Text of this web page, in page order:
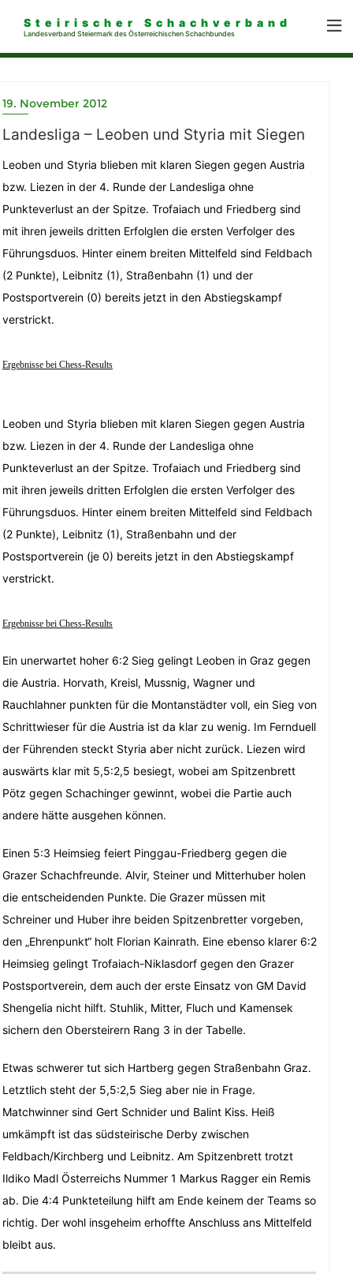
Steirischer Schachverband
Landesverband Steiermark des Österreichischen Schachbundes
19. November 2012
Landesliga – Leoben und Styria mit Siegen
Leoben und Styria blieben mit klaren Siegen gegen Austria
bzw. Liezen in der 4. Runde der Landesliga ohne
Punkteverlust an der Spitze. Trofaiach und Friedberg sind
mit ihren jeweils dritten Erfolglen die ersten Verfolger des
Führungsduos. Hinter einem breiten Mittelfeld sind Feldbach
(2 Punkte), Leibnitz (1), Straßenbahn (1) und der
Postsportverein (0) bereits jetzt in den Abstiegskampf
verstrickt.
Ergebnisse bei Chess-Results
Leoben und Styria blieben mit klaren Siegen gegen Austria
bzw. Liezen in der 4. Runde der Landesliga ohne
Punkteverlust an der Spitze. Trofaiach und Friedberg sind
mit ihren jeweils dritten Erfolglen die ersten Verfolger des
Führungsduos. Hinter einem breiten Mittelfeld sind Feldbach
(2 Punkte), Leibnitz (1), Straßenbahn und der
Postsportverein (je 0) bereits jetzt in den Abstiegskampf
verstrickt.
Ergebnisse bei Chess-Results
Ein unerwartet hoher 6:2 Sieg gelingt Leoben in Graz gegen
die Austria. Horvath, Kreisl, Mussnig, Wagner und
Rauchlahner punkten für die Montanstädter voll, ein Sieg von
Schrittwieser für die Austria ist da klar zu wenig. Im Fernduell
der Führenden steckt Styria aber nicht zurück. Liezen wird
auswärts klar mit 5,5:2,5 besiegt, wobei am Spitzenbrett
Pötz gegen Schachinger gewinnt, wobei die Partie auch
andere hätte ausgehen können.
Einen 5:3 Heimsieg feiert Pinggau-Friedberg gegen die
Grazer Schachfreunde. Alvir, Steiner und Mitterhuber holen
die entscheidenden Punkte. Die Grazer müssen mit
Schreiner und Huber ihre beiden Spitzenbretter vorgeben,
den „Ehrenpunkt“ holt Florian Kainrath. Eine ebenso klarer 6:2
Heimsieg gelingt Trofaiach-Niklasdorf gegen den Grazer
Postsportverein, dem auch der erste Einsatz von GM David
Shengelia nicht hilft. Stuhlik, Mitter, Fluch und Kamensek
sichern den Obersteirern Rang 3 in der Tabelle.
Etwas schwerer tut sich Hartberg gegen Straßenbahn Graz.
Letztlich steht der 5,5:2,5 Sieg aber nie in Frage.
Matchwinner sind Gert Schnider und Balint Kiss. Heiß
umkämpft ist das südsteirische Derby zwischen
Feldbach/Kirchberg und Leibnitz. Am Spitzenbrett trotzt
Ildiko Madl Österreichs Nummer 1 Markus Ragger ein Remis
ab. Die 4:4 Punkteteilung hilft am Ende keinem der Teams so
richtig. Der wohl insgeheim erhoffte Anschluss ans Mittelfeld
bleibt aus.